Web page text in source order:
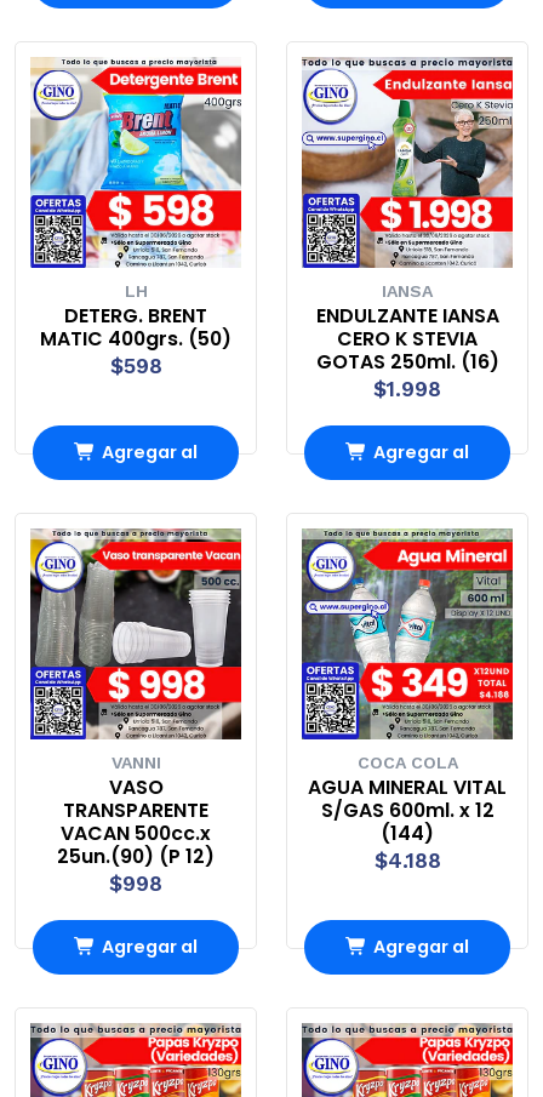
LH
DETERG. BRENT
MATIC 400grs. (50)
$598
Agregar al
IANSA
ENDULZANTE IANSA
CERO K STEVIA
GOTAS 250ml. (16)
$1.998
Agregar al
VANNI
VASO
TRANSPARENTE
VACAN 500cc.x
25un.(90) (P 12)
$998
Agregar al
COCA COLA
AGUA MINERAL VITAL
S/GAS 600ml. x 12
(144)
$4.188
Agregar al